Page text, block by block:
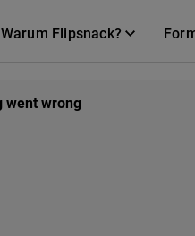
Warum Flipsnack?